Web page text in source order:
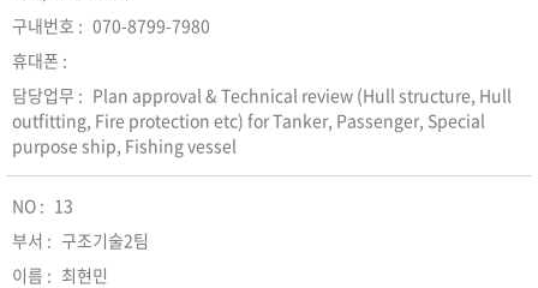
070-8799-7980
Plan approval & Technical review (Hull structure, Hull
outfitting, Fire protection etc) for Tanker, Passenger, Special
purpose ship, Fishing vessel
13
구조기술2팀
최현민